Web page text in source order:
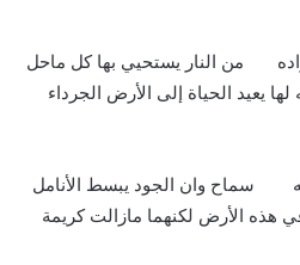
يعيد الحياة إلى الأرض الجرداء
هذه الأرض لكنهما مازالت كريمة